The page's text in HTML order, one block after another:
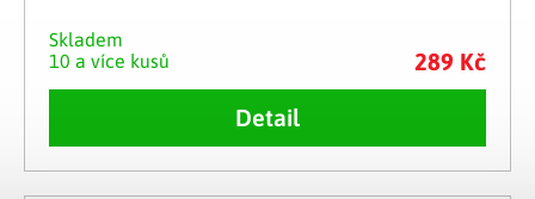
Skladem
10 a více kusů
289 Kč
Detail